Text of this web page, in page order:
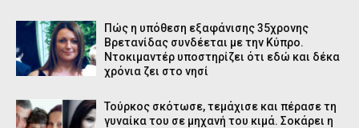
Πώς η υπόθεση εξαφάνισης 35χρονης
Βρετανίδας συνδέεται με την Κύπρο.
Ντοκιμαντέρ υποστηρίζει ότι εδώ και δέκα
χρόνια ζει στο νησί
Τούρκος σκότωσε, τεμάχισε και πέρασε τη
γυναίκα του σε μηχανή του κιμά. Σοκάρει η